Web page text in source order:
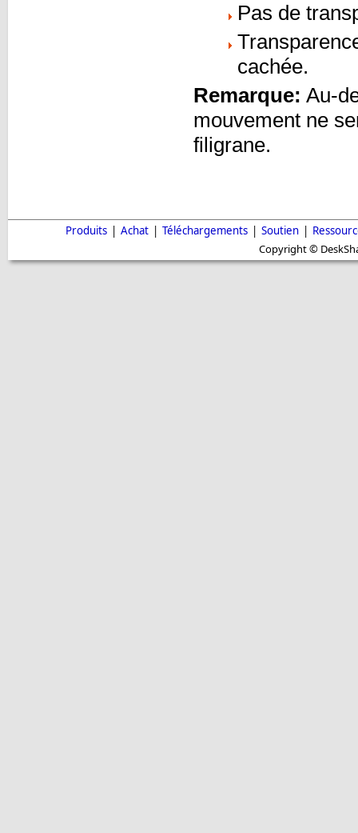
Pas de
cachée.
Remarque: Au-
mouvement ne
filigrane.
Produits | Achat | Téléchargements | Soutien |
Copyright ©